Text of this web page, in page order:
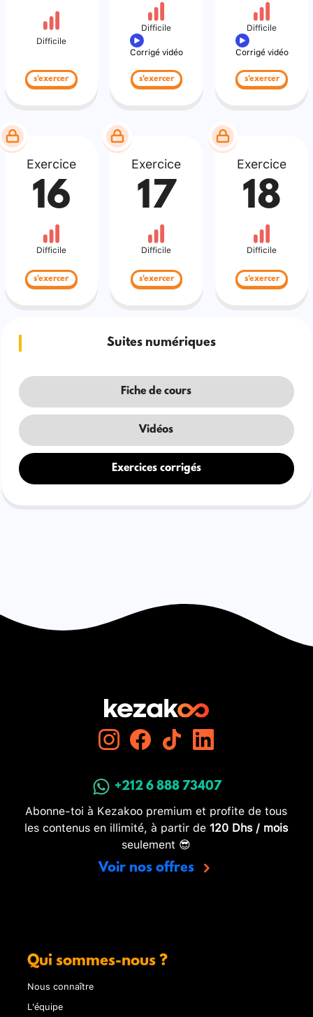
Difficile
s'exercer
Difficile
Corrigé vidéo
s'exercer
Difficile
Corrigé vidéo
s'exercer
Exercice
16
Difficile
s'exercer
Exercice
17
Difficile
s'exercer
Exercice
18
Difficile
s'exercer
Suites numériques
Fiche de cours
Vidéos
Exercices corrigés
+212 6 888 73407
Abonne-toi à Kezakoo premium et profite de tous
les contenus en illimité, à partir de 120 Dhs / mois
seulement 😎
Voir nos offres
Qui sommes-nous ?
Nous connaître
L'équipe